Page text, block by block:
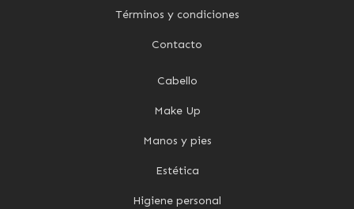
Términos y condiciones
Contacto
Cabello
Make Up
Manos y pies
Estética
Higiene personal